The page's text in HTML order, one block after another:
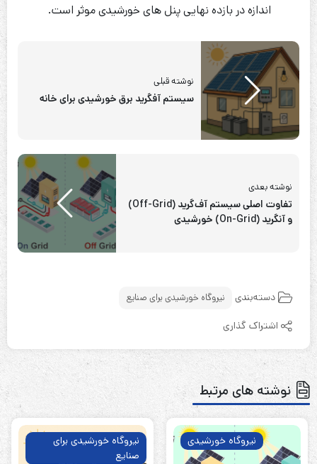
اندازه در بازده نهایی پنل های خورشیدی موثر است.
نوشته قبلی
سیستم آفگرید برق خورشیدی برای خانه
نوشته بعدی
تفاوت اصلی سیستم آف‌گرید (Off-Grid)
و آنگرید (On-Grid) خورشیدی
دسته‌بندی نیروگاه خورشیدی برای صنایع
اشتراک گذاری
نوشته های مرتبط
نیروگاه خورشیدی
نیروگاه خورشیدی برای
صنایع